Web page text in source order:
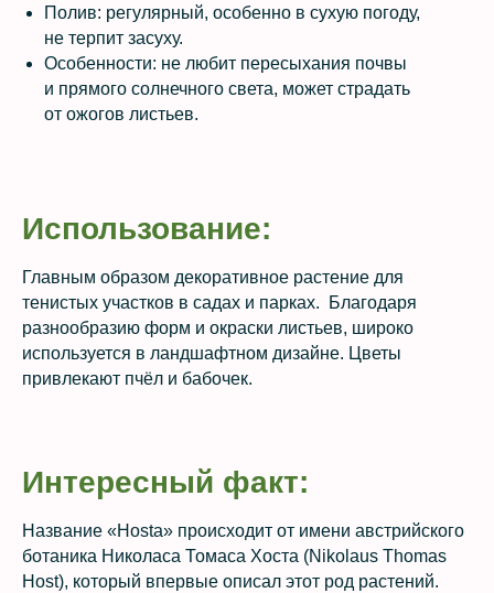
Полив: регулярный, особенно в сухую погоду,
не терпит засуху.
Особенности: не любит пересыхания почвы
и прямого солнечного света, может страдать
от ожогов листьев.
Использование:
Главным образом декоративное растение для
тенистых участков в садах и парках. Благодаря
разнообразию форм и окраски листьев, широко
используется в ландшафтном дизайне. Цветы
привлекают пчёл и бабочек.
Интересный факт:
Название «Hosta» происходит от имени австрийского
ботаника Николаса Томаса Хоста (Nikolaus Thomas
Host), который впервые описал этот род растений.